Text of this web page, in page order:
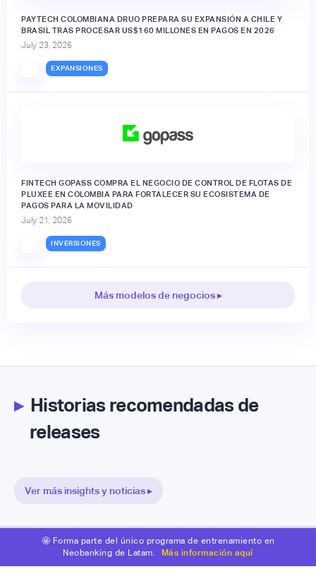
PAYTECH COLOMBIANA DRUO PREPARA SU EXPANSIÓN A CHILE Y
BRASIL TRAS PROCESAR US$160 MILLONES EN PAGOS EN 2026
July 23, 2026
EXPANSIONES
FINTECH GOPASS COMPRA EL NEGOCIO DE CONTROL DE FLOTAS DE
PLUXEE EN COLOMBIA PARA FORTALECER SU ECOSISTEMA DE
PAGOS PARA LA MOVILIDAD
July 21, 2026
INVERSIONES
Más modelos de negocios ▸
▸Historias recomendadas de
releases
Ver más insights y noticias ▸
🤩 Forma parte del único programa de entrenamiento en
Neobanking de Latam.
Más información aquí